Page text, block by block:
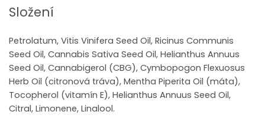
Složení
Petrolatum, Vitis Vinifera Seed Oil, Ricinus Communis
Seed Oil, Cannabis Sativa Seed Oil, Helianthus Annuus
Seed Oil, Cannabigerol (CBG), Cymbopogon Flexuosus
Herb Oil (citronová tráva), Mentha Piperita Oil (máta),
Tocopherol (vitamín E), Helianthus Annuus Seed Oil,
Citral, Limonene, Linalool.